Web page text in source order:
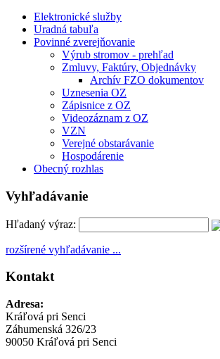
Elektronické služby
Uradná tabuľa
Povinné zverejňovanie
Výrub stromov - prehľad
Zmluvy, Faktúry, Objednávky
Archív FZO dokumentov
Uznesenia OZ
Zápisnice z OZ
Videozáznam z OZ
VZN
Verejné obstarávanie
Hospodárenie
Obecný rozhlas
Vyhľadávanie
Hľadaný výraz:
rozšírené vyhľadávanie ...
Kontakt
Adresa:
Kráľová pri Senci
Záhumenská 326/23
90050 Kráľová pri Senci